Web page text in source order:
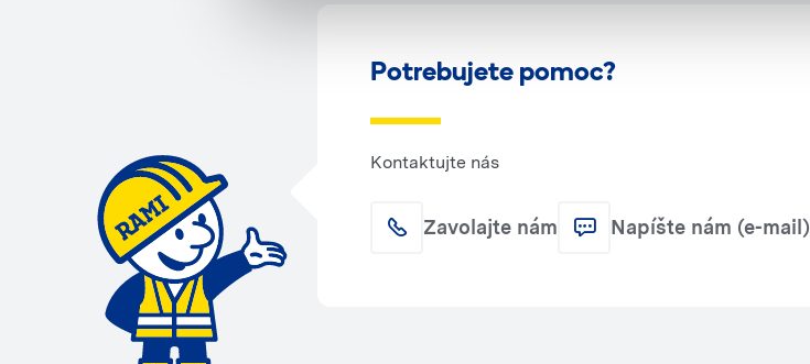
Potrebujete pomoc?
Kontaktujte nás
Zavolajte nám Napíšte nám (e-mail)